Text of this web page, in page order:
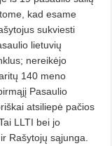
kad esame
sukviesti
lietuvių
nereikėjo
140 meno
Pasaulio
atsiliepė pačios
LLTI bei jo
Rašytojų sąjunga.